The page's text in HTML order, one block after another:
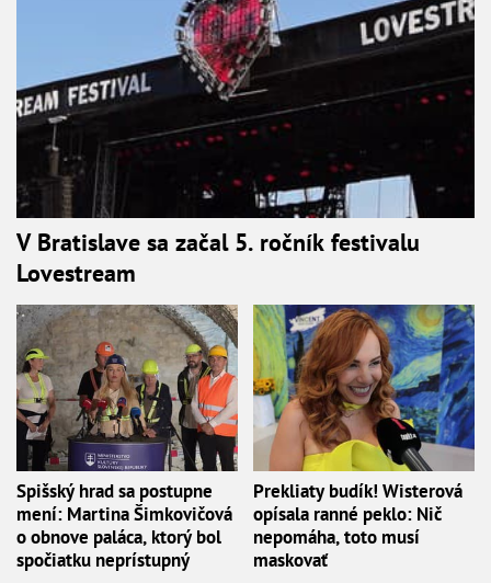
V Bratislave sa začal 5. ročník festivalu
Lovestream
Spišský hrad sa postupne
mení: Martina Šimkovičová
o obnove paláca, ktorý bol
spočiatku neprístupný
Prekliaty budík! Wisterová
opísala ranné peklo: Nič
nepomáha, toto musí
maskovať